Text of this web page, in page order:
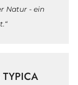
Natur - ein